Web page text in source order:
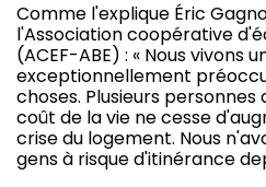
Comme l'explique Éric
l'Association coopérative
(ACEF-ABE) : « Nous vivons
exceptionnellement
choses. Plusieurs
coût de la vie ne cesse
crise du logement. Nous
gens à risque d'itinérance